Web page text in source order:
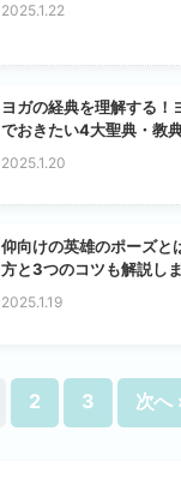
2025.1.22
ヨガの経典を理解する！
でおきたい4大聖典・教
2025.1.20
仰向けの英雄のポーズと
方と3つのコツも解説し
2025.1.19
2 3 次へ